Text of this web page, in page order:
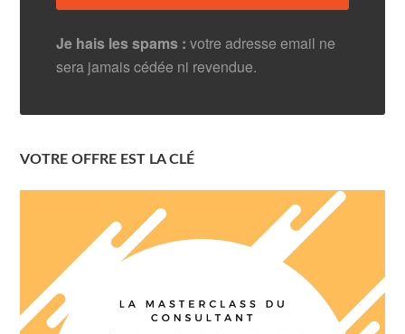
Je hais les spams : votre adresse email ne
sera jamais cédée ni revendue.
VOTRE OFFRE EST LA CLÉ